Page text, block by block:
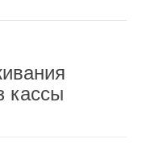
кассы